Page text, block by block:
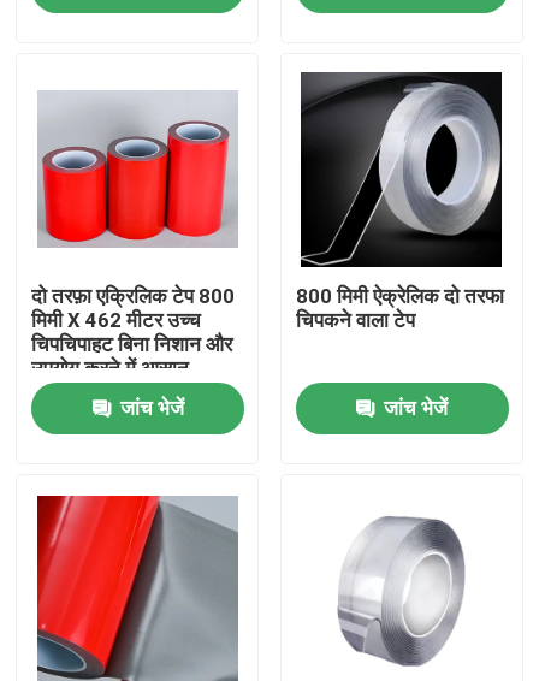
हमारे बारे में
फैक्टरी यात्रा
गुणवत्ता नियंत्रण
हमसे संपर्क करें
एक बोली का अनुरोध
गर्म पिघल चिपकने वाला टेप
कालीन चिपकने वाला टेप
दो तरफ़ा एक्रिलिक टेप 800
मिमी X 462 मीटर उच्च
चिपचिपाहट बिना निशान और
उपयोग करने में आसान
जांच भेजें
800 मिमी ऐक्रेलिक दो तरफा
चिपकने वाला टेप
जांच भेजें